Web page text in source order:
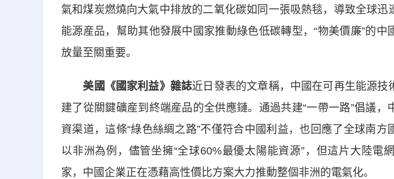
氣和煤炭燃燒向大氣中排放的二氧化碳如同一張吸熱毯，導致全球
能源産品，幫助其他發展中國家推動綠色低碳轉型，“物美價廉”的
放量至關重要。
美國《國家利益》雜誌近日發表的文章稱，中國在可再生能源
建了從關鍵礦産到終端産品的全供應鏈。通過共建“一帶一路”倡議，
資渠道，這條“綠色絲綢之路”不僅符合中國利益，也回應了全球南方
以非洲為例，儘管坐擁“全球60%最優太陽能資源”，但這片大陸電
家，中國企業正在憑藉高性價比方案大力推動整個非洲的電氣化。